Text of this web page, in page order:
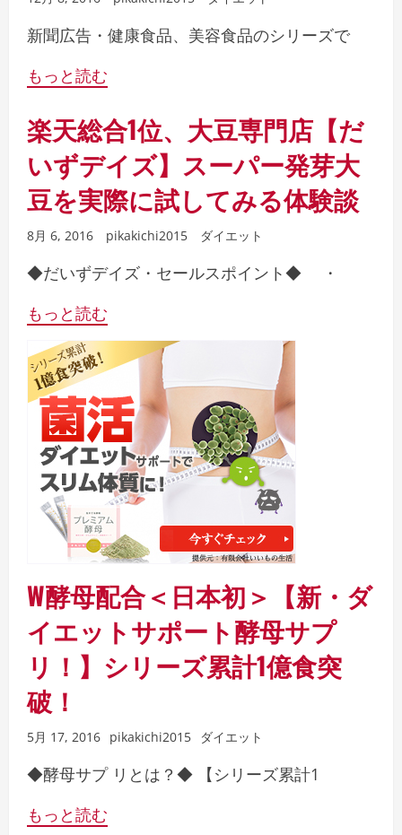
新聞広告・健康食品、美容食品のシリーズで
もっと読む
楽天総合1位、大豆専門店【だ
いずデイズ】スーパー発芽大
豆を実際に試してみる体験談
8月 6, 2016 pikakichi2015 ダイエット
◆だいずデイズ・セールスポイント◆ ・
もっと読む
W酵母配合＜日本初＞【新・ダ
イエットサポート酵母サプ
リ！】シリーズ累計1億食突
破！
5月 17, 2016 pikakichi2015 ダイエット
◆酵母サプ リとは？◆ 【シリーズ累計1
もっと読む